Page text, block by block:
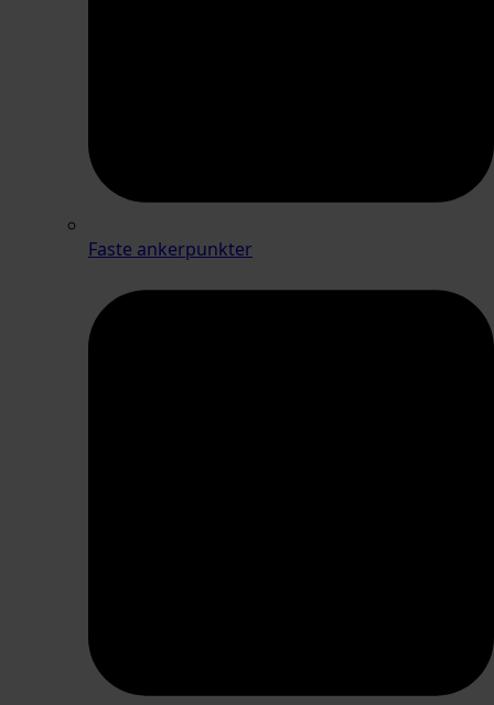
Faste ankerpunkter